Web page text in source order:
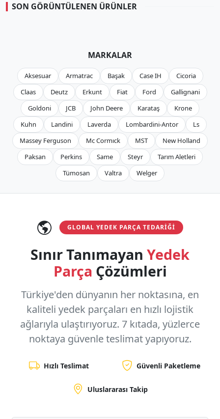
SON GÖRÜNTÜLENEN ÜRÜNLER
MARKALAR
Aksesuar Armatrac Başak Case IH
Cicoria
Claas
Deutz Erkunt Fiat Ford
Gallignani
Goldoni
JCB John Deere Karataş
Krone
Kuhn
Landini Laverda Lombardini-Antor
Ls
Massey Ferguson
Mc Cormıck MST
New Holland
Paksan
Perkins Same Steyr
Tarım Aletleri
Tümosan
Valtra Welger
GLOBAL YEDEK PARÇA TEDARIĞI
Sınır Tanımayan Yedek
Parça Çözümleri
Türkiye'den dünyanın her noktasına, en
kaliteli yedek parçaları en hızlı lojistik
ağlarıyla ulaştırıyoruz. 7 kıtada, yüzlerce
noktaya güvenle teslimat yapıyoruz.
Hızlı Teslimat Güvenli Paketleme
Uluslararası Takip